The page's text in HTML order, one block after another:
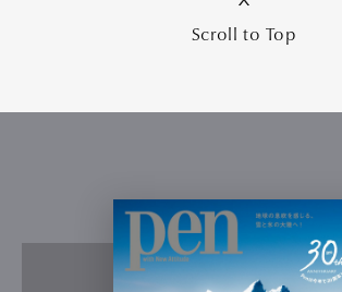
Scroll to Top